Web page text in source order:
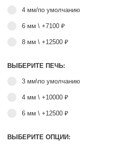
4 мм/по умолчанию
6 мм \ +7100 ₽
8 мм \ +12500 ₽
ВЫБЕРИТЕ ПЕЧЬ:
3 мм\по умолчанию
4 мм \ +10000 ₽
6 мм \ +12500 ₽
ВЫБЕРИТЕ ОПЦИИ: